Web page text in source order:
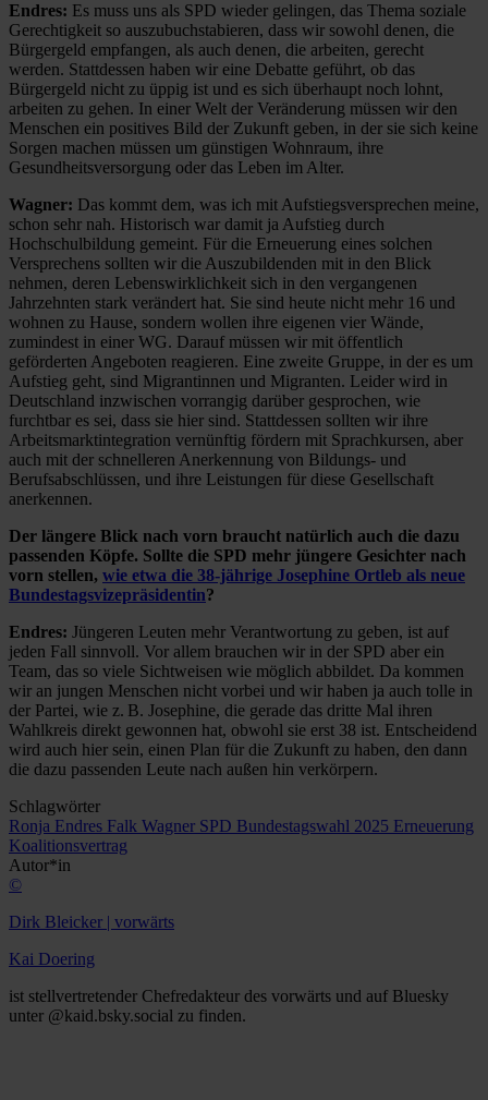
Endres: Es muss uns als SPD wieder gelingen, das Thema soziale
Gerechtigkeit so auszubuchstabieren, dass wir sowohl denen, die
Bürgergeld empfangen, als auch denen, die arbeiten, gerecht
werden. Stattdessen haben wir eine Debatte geführt, ob das
Bürgergeld nicht zu üppig ist und es sich überhaupt noch lohnt,
arbeiten zu gehen. In einer Welt der Veränderung müssen wir den
Menschen ein positives Bild der Zukunft geben, in der sie sich keine
Sorgen machen müssen um günstigen Wohnraum, ihre
Gesundheitsversorgung oder das Leben im Alter.
Wagner: Das kommt dem, was ich mit Aufstiegsversprechen meine,
schon sehr nah. Historisch war damit ja Aufstieg durch
Hochschulbildung gemeint. Für die Erneuerung eines solchen
Versprechens sollten wir die Auszubildenden mit in den Blick
nehmen, deren Lebenswirklichkeit sich in den vergangenen
Jahrzehnten stark verändert hat. Sie sind heute nicht mehr 16 und
wohnen zu Hause, sondern wollen ihre eigenen vier Wände,
zumindest in einer WG. Darauf müssen wir mit öffentlich
geförderten Angeboten reagieren. Eine zweite Gruppe, in der es um
Aufstieg geht, sind Migrantinnen und Migranten. Leider wird in
Deutschland inzwischen vorrangig darüber gesprochen, wie
furchtbar es sei, dass sie hier sind. Stattdessen sollten wir ihre
Arbeitsmarktintegration vernünftig fördern mit Sprachkursen, aber
auch mit der schnelleren Anerkennung von Bildungs- und
Berufsabschlüssen, und ihre Leistungen für diese Gesellschaft
anerkennen.
Der längere Blick nach vorn braucht natürlich auch die dazu
passenden Köpfe. Sollte die SPD mehr jüngere Gesichter nach
vorn stellen, wie etwa die 38-jährige Josephine Ortleb als neue
Bundestagsvizepräsidentin?
Endres: Jüngeren Leuten mehr Verantwortung zu geben, ist auf
jeden Fall sinnvoll. Vor allem brauchen wir in der SPD aber ein
Team, das so viele Sichtweisen wie möglich abbildet. Da kommen
wir an jungen Menschen nicht vorbei und wir haben ja auch tolle in
der Partei, wie z. B. Josephine, die gerade das dritte Mal ihren
Wahlkreis direkt gewonnen hat, obwohl sie erst 38 ist. Entscheidend
wird auch hier sein, einen Plan für die Zukunft zu haben, den dann
die dazu passenden Leute nach außen hin verkörpern.
Schlagwörter
Ronja Endres Falk Wagner SPD Bundestagswahl 2025 Erneuerung
Koalitionsvertrag
Autor*in
©
Dirk Bleicker | vorwärts
Kai Doering
ist stellvertretender Chefredakteur des vorwärts und auf Bluesky
unter @kaid.bsky.social zu finden.